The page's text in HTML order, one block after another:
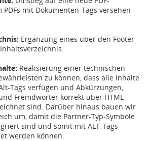
PDFs mit Dokumenten-Tags versehen
Ergänzung eines über den Footer
Realisierung einer technischen
zu können, dass alle Inhalte
Tags verfügen und Abkürzungen,
Fremdwörter korrekt über HTML-
sind. Darüber hinaus bauen wir
um, damit die Partner-Typ-Symbole
sind und somit mit ALT-Tags
werden können.